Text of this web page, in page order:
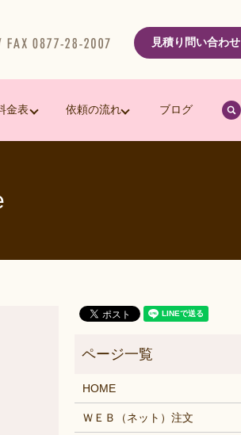
見積り問い合わせ
金表 依頼の流れ ブログ
HOME
ＷＥＢ（ネット）注文